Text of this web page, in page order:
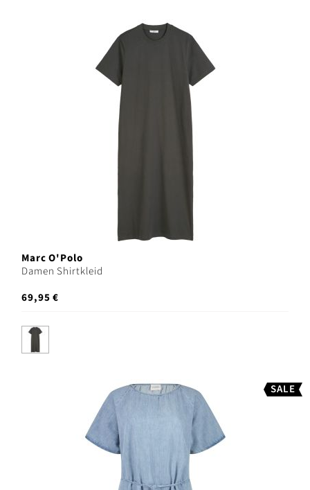
Marc O'Polo
Damen Shirtkleid
69,95 €
SALE